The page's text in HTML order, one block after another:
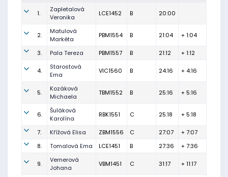
1.
Zapletalová
Veronika
LCE1452 B 20:00
2.
Matulová
Markéta
PBM1554 B 21:04 + 1:04
3. Pala Tereza PBM1557 B 21:12 + 1:12
4.
Starostová
Ema
VIC1560 B 24:16 + 4:16
5.
Kozáková
Michaela
TBM1552 B 25:16 + 5:16
6.
Šuláková
Karolína
RBK1551 C 25:18 + 5:18
7. Křížová Elisa ZBM1556 C 27:07
+ 7:07
8.
Tomalová Ema LCE1451 B 27:36 + 7:36
9.
Vernerová
Johana
VBM1451 C 31:17 + 11:17